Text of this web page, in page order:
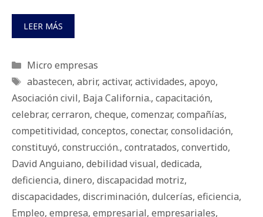
LEER MÁS
Categorías
Micro empresas
Etiquetas
abastecen, abrir, activar, actividades, apoyo,
Asociación civil, Baja California., capacitación,
celebrar, cerraron, cheque, comenzar, compañías,
competitividad, conceptos, conectar, consolidación,
constituyó, construcción., contratados, convertido,
David Anguiano, debilidad visual, dedicada,
deficiencia, dinero, discapacidad motriz,
discapacidades, discriminación, dulcerías, eficiencia,
Empleo, empresa, empresarial, empresariales,